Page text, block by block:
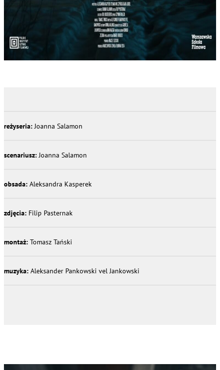
reżyseria:Joanna Salamon
scenariusz:Joanna Salamon
obsada: Aleksandra Kasperek
zdjęcia: Filip Pasternak
montaż: Tomasz Tański
muzyka: Aleksander Pankowski vel Jankowski